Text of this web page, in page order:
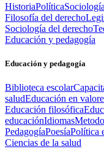
HistoriaPolíticaSociología
Filosofía del derecho
Sociología del derecho
Educación y pedagogía
Educación y pedagogía
Biblioteca escolar
saludEducación en
Educación filosófica
educaciónIdiomas
PedagogíaPoesíaPolítica
Ciencias de la salud